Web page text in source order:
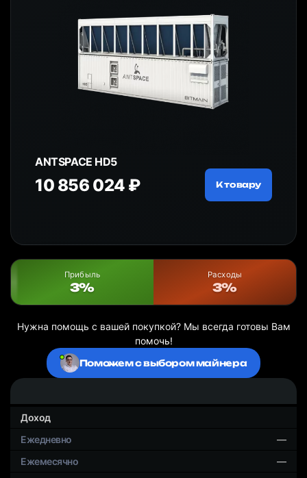
ANTSPACE HD5
10 856 024 ₽ К товару
Прибыль
3%
Расходы
3%
Нужна помощь с вашей покупкой? Мы всегда готовы Вам
помочь!
Поможем с выбором майнера
Доход
—
—